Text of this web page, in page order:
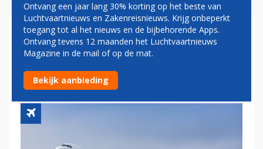
AMERICAN AIRLINES NEEMT
EERSTE VAN HONDERD
A321NEO'S IN ONTVANGST
Ontvang een jaar lang 30% korting op het beste van
Luchtvaartnieuws en Zakenreisnieuws. Krijg onbeperkt
toegang tot al het nieuws en de bijbehorende Apps.
Ontvang tevens 12 maanden het Luchtvaartnieuws
Magazine in de mail of op de mat.
Bekijk aanbieding